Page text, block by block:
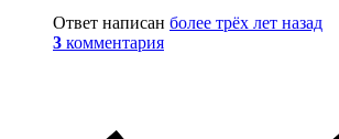
Ответ написан более трёх лет назад
3 комментария